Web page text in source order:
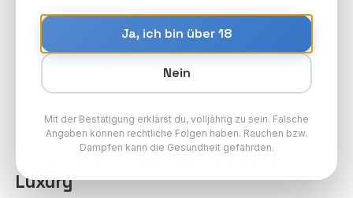
25x Atomic Stabfeuerzeug Oval
Luxury
Ja, ich bin über 18
Nein
Mit der Bestätigung erklärst du, volljährig zu sein. Falsche
Angaben können rechtliche Folgen haben. Rauchen bzw.
Dampfen kann die Gesundheit gefährden.